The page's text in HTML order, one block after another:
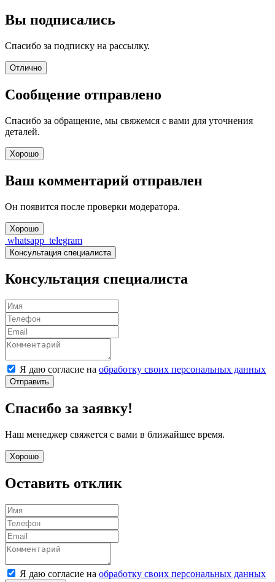
Вы подписались
Спасибо за подписку на рассылку.
Отлично
Сообщение отправлено
Спасибо за обращение, мы свяжемся с вами для уточнения
деталей.
Хорошо
Ваш комментарий отправлен
Он появится после проверки модератора.
Хорошо
whatsapp telegram
Консультация специалиста
Консультация специалиста
Я даю согласие на обработку своих персональных данных
Отправить
Спасибо за заявку!
Наш менеджер свяжется с вами в ближайшее время.
Хорошо
Оставить отклик
Я даю согласие на обработку своих персональных данных